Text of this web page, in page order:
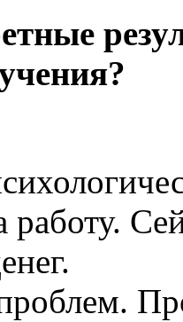
работу.